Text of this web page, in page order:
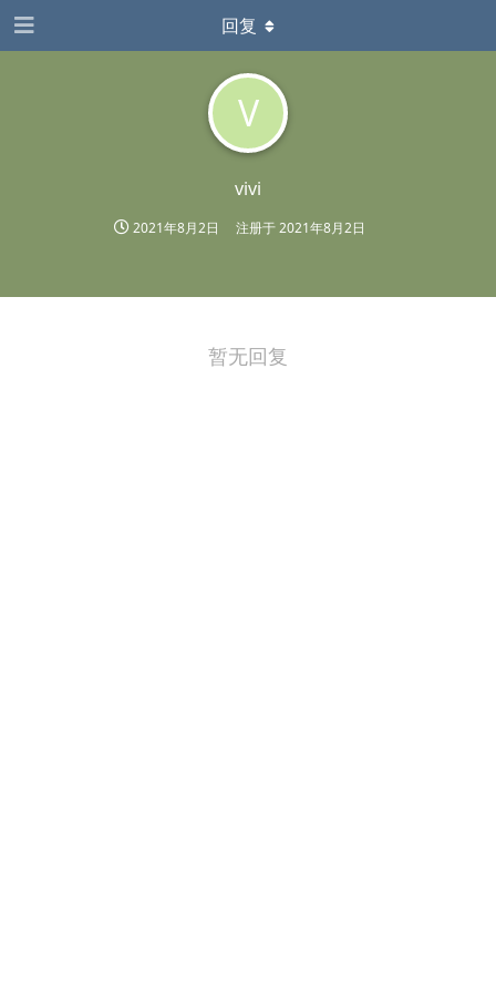
V
vivi
2021年8月2日 注册于2021年8月2日
回复
暂无回复